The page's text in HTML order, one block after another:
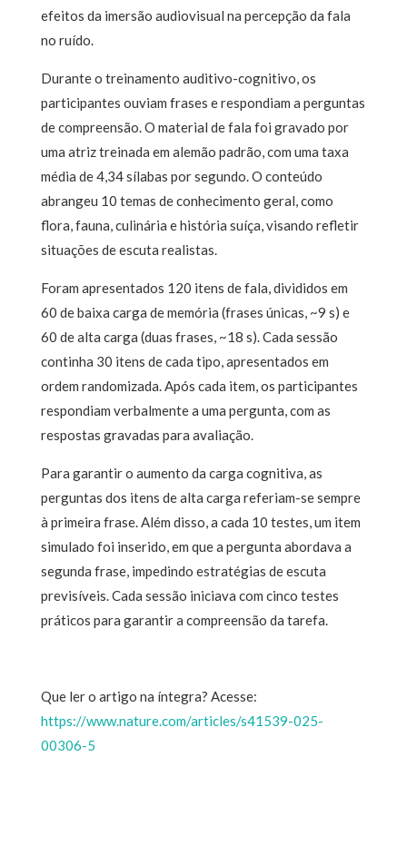
efeitos da imersão audiovisual na percepção da fala
no ruído.
Durante o treinamento auditivo-cognitivo, os
participantes ouviam frases e respondiam a perguntas
de compreensão. O material de fala foi gravado por
uma atriz treinada em alemão padrão, com uma taxa
média de 4,34 sílabas por segundo. O conteúdo
abrangeu 10 temas de conhecimento geral, como
flora, fauna, culinária e história suíça, visando refletir
situações de escuta realistas.
Foram apresentados 120 itens de fala, divididos em
60 de baixa carga de memória (frases únicas, ~9 s) e
60 de alta carga (duas frases, ~18 s). Cada sessão
continha 30 itens de cada tipo, apresentados em
ordem randomizada. Após cada item, os participantes
respondiam verbalmente a uma pergunta, com as
respostas gravadas para avaliação.
Para garantir o aumento da carga cognitiva, as
perguntas dos itens de alta carga referiam-se sempre
à primeira frase. Além disso, a cada 10 testes, um item
simulado foi inserido, em que a pergunta abordava a
segunda frase, impedindo estratégias de escuta
previsíveis. Cada sessão iniciava com cinco testes
práticos para garantir a compreensão da tarefa.
Que ler o artigo na íntegra? Acesse:
https://www.nature.com/articles/s41539-025-
00306-5